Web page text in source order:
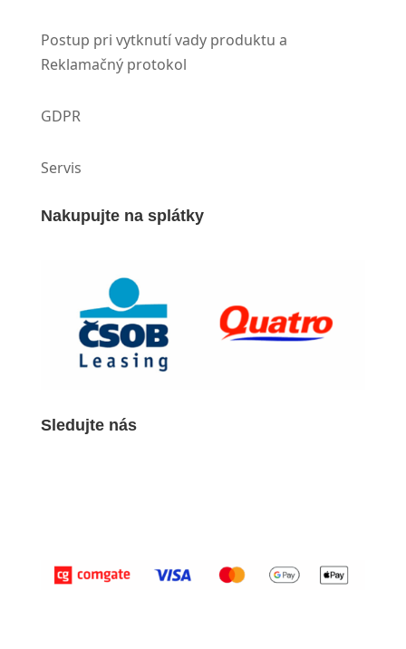
Postup pri vytknutí vady produktu a
Reklamačný protokol
GDPR
Servis
Nakupujte na splátky
Sledujte nás